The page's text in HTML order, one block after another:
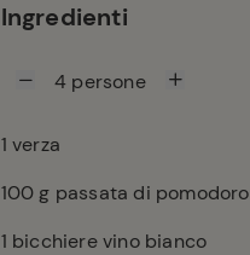
Ingredienti
4 persone
1 verza
100g passata di pomodoro
1 bicchiere vino bianco